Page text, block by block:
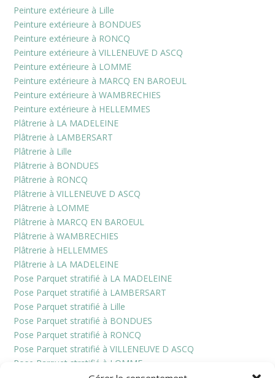
Peinture extérieure à Lille
Peinture extérieure à BONDUES
Peinture extérieure à RONCQ
Peinture extérieure à VILLENEUVE D ASCQ
Peinture extérieure à LOMME
Peinture extérieure à MARCQ EN BAROEUL
Peinture extérieure à WAMBRECHIES
Peinture extérieure à HELLEMMES
Plâtrerie à LA MADELEINE
Plâtrerie à LAMBERSART
Plâtrerie à Lille
Plâtrerie à BONDUES
Plâtrerie à RONCQ
Plâtrerie à VILLENEUVE D ASCQ
Plâtrerie à LOMME
Plâtrerie à MARCQ EN BAROEUL
Plâtrerie à WAMBRECHIES
Plâtrerie à HELLEMMES
Plâtrerie à LA MADELEINE
Pose Parquet stratifié à LA MADELEINE
Pose Parquet stratifié à LAMBERSART
Pose Parquet stratifié à Lille
Pose Parquet stratifié à BONDUES
Pose Parquet stratifié à RONCQ
Pose Parquet stratifié à VILLENEUVE D ASCQ
Pose Parquet stratifié à LOMME